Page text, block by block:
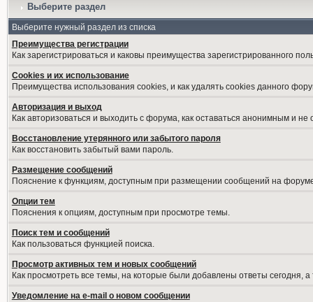
Выберите раздел
Выберите нужный раздел из списка
Преимущества регистрации
Как зарегистрироваться и каковы преимущества зарегистрированного
Cookies и их использование
Преимущества использования cookies, и как удалять cookies данного
Авторизация и выход
Как авторизоваться и выходить с форума, как оставаться анонимным и
Восстановление утерянного или забытого пароля
Как восстановить забытый вами пароль.
Размещение сообщений
Пояснение к функциям, доступным при размещении сообщений на
Опции тем
Пояснения к опциям, доступным при просмотре темы.
Поиск тем и сообщений
Как пользоваться функцией поиска.
Просмотр активных тем и новых сообщений
Как просмотреть все темы, на которые были добавлены ответы сегодня,
Уведомление на е-mail о новом сообщении